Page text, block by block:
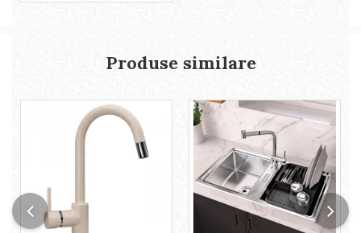
Produse similare